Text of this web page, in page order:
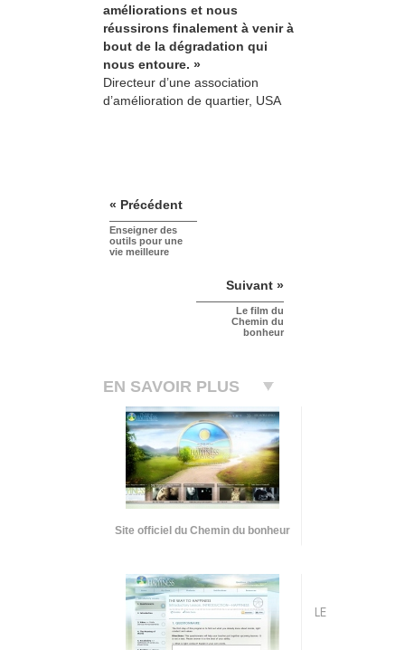
améliorations et nous
réussirons finalement à venir à
bout de la dégradation qui
nous entoure. »
Directeur d’une association
d’amélioration de quartier, USA
« Précédent
Enseigner des
outils pour une
vie meilleure
Suivant »
Le film du
Chemin du
bonheur
EN SAVOIR PLUS
Site officiel du Chemin du bonheur
LE